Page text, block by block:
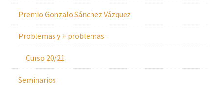
Premio Gonzalo Sánchez Vázquez
Problemas y + problemas
Curso 20/21
Seminarios